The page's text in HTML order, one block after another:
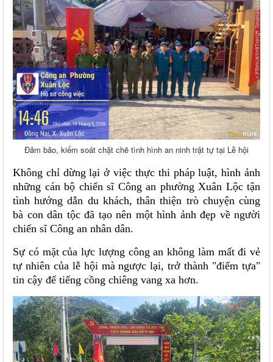
Đảm bảo, kiểm soát chặt chẽ tình hình an ninh trật tự tại Lễ hội
Không chỉ dừng lại ở việc thực thi pháp luật, hình ảnh
những cán bộ chiến sĩ Công an phường Xuân Lộc tận
tình hướng dẫn du khách, thân thiện trò chuyện cùng
bà con dân tộc đã tạo nên một hình ảnh đẹp về người
chiến sĩ Công an nhân dân.
Sự có mặt của lực lượng công an không làm mất đi vẻ
tự nhiên của lễ hội mà ngược lại, trở thành "điểm tựa"
tin cậy để tiếng cồng chiêng vang xa hơn.